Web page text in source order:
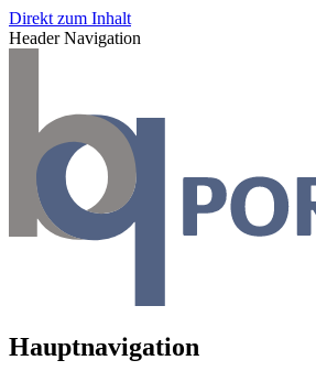
Direkt zum Inhalt
Header Navigation
Hauptnavigation